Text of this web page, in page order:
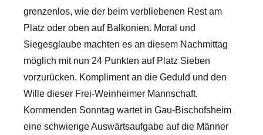
grenzenlos, wie der beim verbliebenen Rest am
Platz oder oben auf Balkonien. Moral und
Siegesglaube machten es an diesem Nachmittag
möglich mit nun 24 Punkten auf Platz Sieben
vorzurücken. Kompliment an die Geduld und den
Wille dieser Frei-Weinheimer Mannschaft.
Kommenden Sonntag wartet in Gau-Bischofsheim
eine schwierige Auswärtsaufgabe auf die Männer